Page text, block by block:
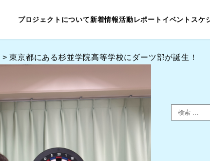
プロジェクトについて新着情報活動レポート イベントスケ
>東京都にある杉並学院高等学校にダーツ部が誕生！